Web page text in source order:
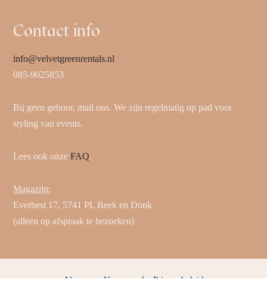
Contact info
info@velvetgreenrentals.nl
085-9025853
Bij geen gehoor, mail ons. We zijn regelmatig op pad voor
styling van events.
Lees ook onzeFAQ.
Magazijn:
Everbest 17, 5741 PL Beek en Donk
(alleen op afspraak te bezoeken)
Algemene VoorwaardenPrivacybeleid